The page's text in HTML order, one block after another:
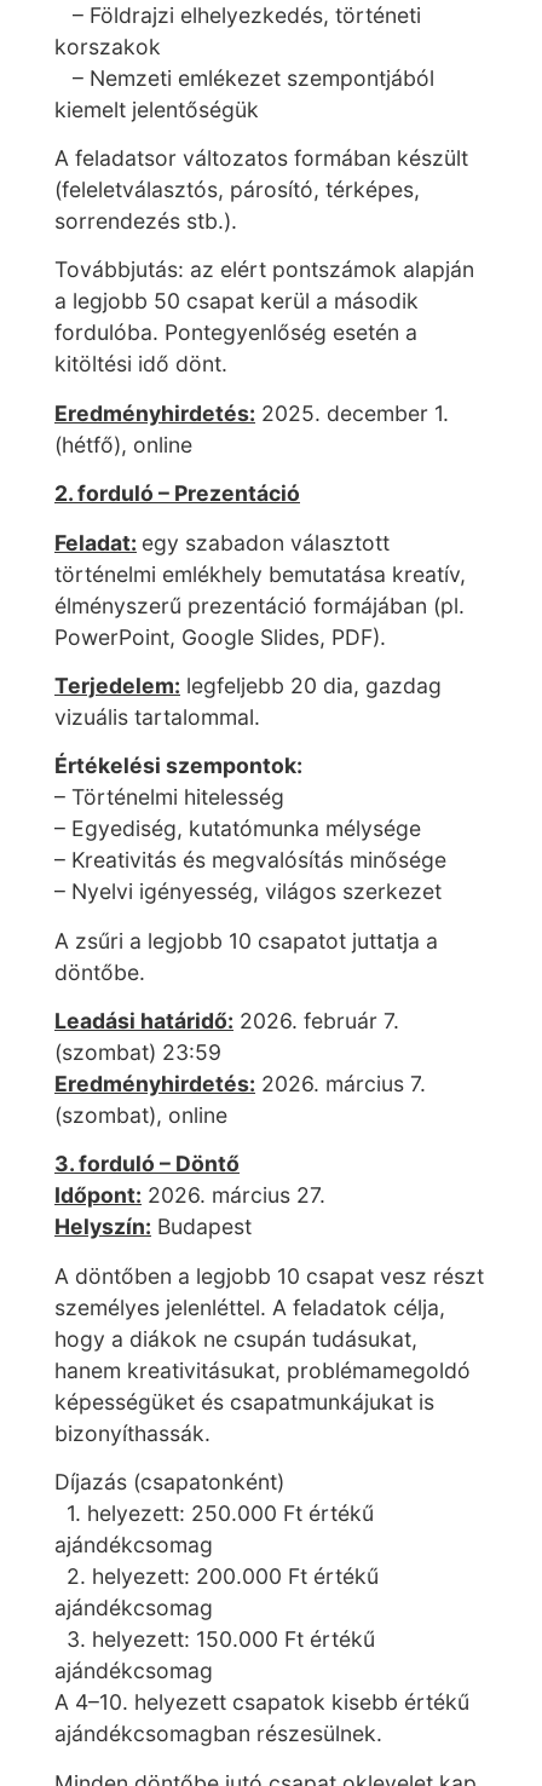
– Földrajzi elhelyezkedés, történeti
korszakok
– Nemzeti emlékezet szempontjából
kiemelt jelentőségük
A feladatsor változatos formában készült
(feleletválasztós, párosító, térképes,
sorrendezés stb.).
Továbbjutás: az elért pontszámok alapján
a legjobb 50 csapat kerül a második
fordulóba. Pontegyenlőség esetén a
kitöltési idő dönt.
Eredményhirdetés: 2025. december 1.
(hétfő), online
2. forduló – Prezentáció
Feladat: egy szabadon választott
történelmi emlékhely bemutatása kreatív,
élményszerű prezentáció formájában (pl.
PowerPoint, Google Slides, PDF).
Terjedelem: legfeljebb 20 dia, gazdag
vizuális tartalommal.
Értékelési szempontok:
– Történelmi hitelesség
– Egyediség, kutatómunka mélysége
– Kreativitás és megvalósítás minősége
– Nyelvi igényesség, világos szerkezet
A zsűri a legjobb 10 csapatot juttatja a
döntőbe.
Leadási határidő: 2026. február 7.
(szombat) 23:59
Eredményhirdetés: 2026. március 7.
(szombat), online
3. forduló – Döntő
Időpont: 2026. március 27.
Helyszín: Budapest
A döntőben a legjobb 10 csapat vesz részt
személyes jelenléttel. A feladatok célja,
hogy a diákok ne csupán tudásukat,
hanem kreativitásukat, problémamegoldó
képességüket és csapatmunkájukat is
bizonyíthassák.
Díjazás (csapatonként)
1. helyezett: 250.000 Ft értékű
ajándékcsomag
2. helyezett: 200.000 Ft értékű
ajándékcsomag
3. helyezett: 150.000 Ft értékű
ajándékcsomag
A 4–10. helyezett csapatok kisebb értékű
ajándékcsomagban részesülnek.